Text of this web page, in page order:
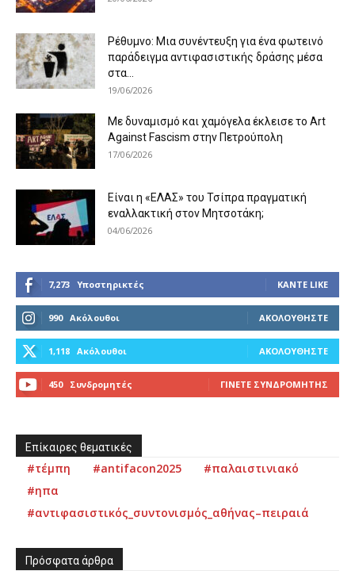
Ρέθυμνο: Μια συνέντευξη για ένα φωτεινό
παράδειγμα αντιφασιστικής δράσης μέσα
στα...
19/06/2026
Με δυναμισμό και χαμόγελα έκλεισε το Art
Against Fascism στην Πετρούπολη
17/06/2026
Είναι η «ΕΛΑΣ» του Τσίπρα πραγματική
εναλλακτική στον Μητσοτάκη;
04/06/2026
7,273 Υποστηρικτές ΚΆΝΤΕ LIKE
990 Ακόλουθοι ΑΚΟΛΟΥΘΉΣΤΕ
1,118 Ακόλουθοι ΑΚΟΛΟΥΘΉΣΤΕ
450 Συνδρομητές ΓΊΝΕΤΕ ΣΥΝΔΡΟΜΗΤΉΣ
Επίκαιρες θεματικές
#τέμπη #antifacon2025
#παλαιστινιακό
#ηπα
#αντιφασιστικός_συντονισμός_αθήνας–πειραιά
Πρόσφατα άρθρα